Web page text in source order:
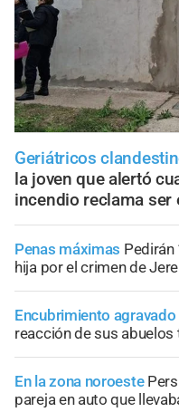
Geriátricos
la joven que alertó
incendio reclama ser
Penas máximas
hija por el crimen de
Encubrimiento agravado
reacción de sus
En la zona noroeste
pareja en auto que